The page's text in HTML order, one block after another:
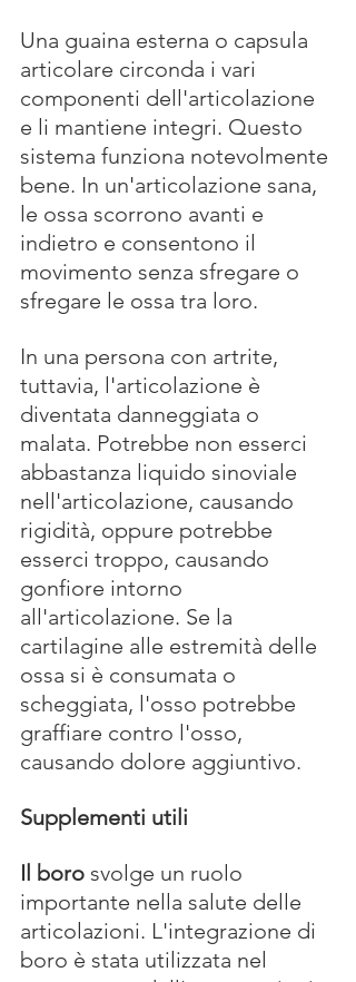
Una guaina esterna o capsula
articolare circonda i vari
componenti dell'articolazione
e li mantiene integri. Questo
sistema funziona notevolmente
bene. In un'articolazione sana,
le ossa scorrono avanti e
indietro e consentono il
movimento senza sfregare o
sfregare le ossa tra loro.
In una persona con artrite,
tuttavia, l'articolazione è
diventata danneggiata o
malata. Potrebbe non esserci
abbastanza liquido sinoviale
nell'articolazione, causando
rigidità, oppure potrebbe
esserci troppo, causando
gonfiore intorno
all'articolazione. Se la
cartilagine alle estremità delle
ossa si è consumata o
scheggiata, l'osso potrebbe
graffiare contro l'osso,
causando dolore aggiuntivo.
Supplementi utili
Il boro svolge un ruolo
importante nella salute delle
articolazioni. L'integrazione di
boro è stata utilizzata nel